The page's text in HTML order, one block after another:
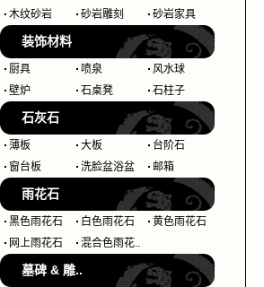
木纹砂岩
砂岩雕刻 砂岩家具
装饰材料
厨具 喷泉
风水球
壁炉
石桌凳 石柱子
石灰石
薄板 大板
台阶石
窗台板
洗脸盆浴盆 邮箱
雨花石
黑色雨花石 白色雨花石
黄色雨花石
网上雨花石
混合色雨花..
墓碑 & 雕..